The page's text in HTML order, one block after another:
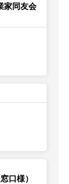
家同友会
口様）